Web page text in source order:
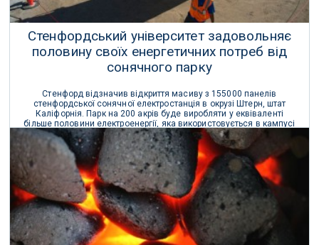
Стенфордський університет задовольняє
половину своїх енергетичних потреб від
сонячного парку
Стенфорд відзначив відкриття масиву з 155000 панелів
стенфордської сонячної електростанція в окрузі Штерн, штат
Каліфорнія. Парк на 200 акрів буде виробляти у еквіваленті
більше половини електроенергії, яка використовується в кампусі
Стенфордського університету.
10 Грудня 2016 р.